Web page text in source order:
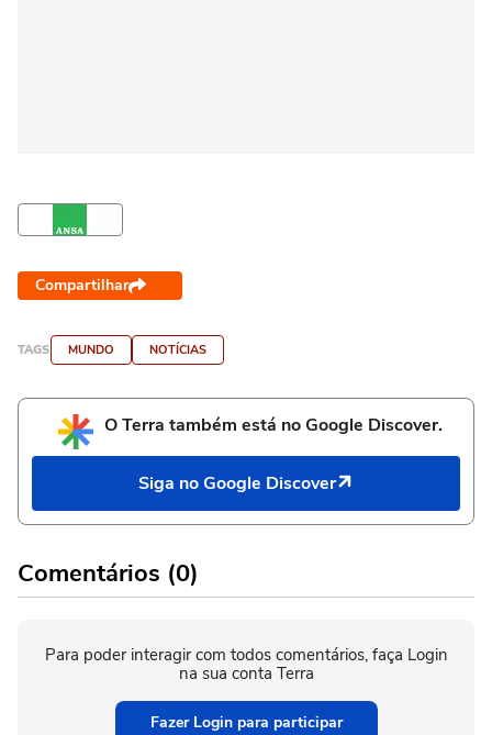
Compartilhar
TAGS MUNDO NOTÍCIAS
O Terra também está no Google Discover.
Siga no Google Discover
Comentários (0)
Para poder interagir com todos comentários, faça Login
na sua conta Terra
Fazer Login para participar